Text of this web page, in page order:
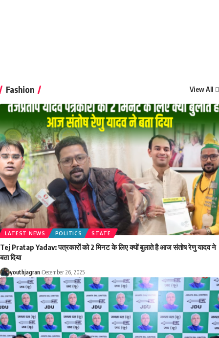
Fashion View All
LATEST NEWS POLITICS STATE
Tej Pratap Yadav: पत्रकारों को 2 मिनट के लिए क्यों बुलाते है आज संतोष रेणु यादव ने
बता दिया
youthjagran December 26, 2025